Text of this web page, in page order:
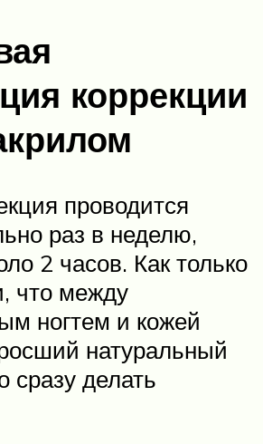
коррекции
проводится
раз в неделю,
2 часов. Как только
что между
ногтем и кожей
натуральный
сразу делать